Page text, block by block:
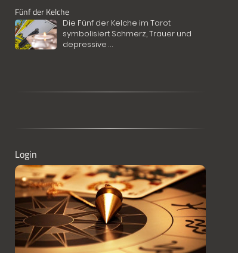
Fünf der Kelche
Die Fünf der Kelche im Tarot
symbolisiert Schmerz, Trauer und
depressive ...
Login